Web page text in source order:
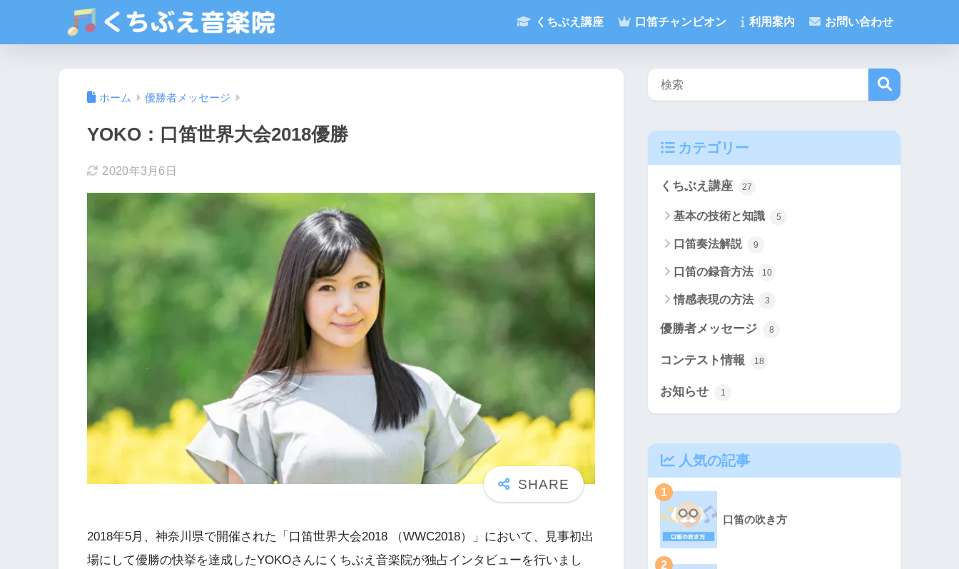
くちぶえ講座 口笛チャンピオン 利用案内 お問い合わせ
ホーム 優勝者メッセージ
YOKO：口笛世界大会2018優勝
2020年3月6日
2018年5月、神奈川県で開催された「口笛世界大会2018 （WWC2018）」において、見事初出
場にして優勝の快挙を達成したYOKOさんにくちぶえ音楽院が独占インタビューを行いまし
カテゴリー
くちぶえ講座 27
基本の技術と知識 5
口笛奏法解説 9
口笛の録音方法 10
情感表現の方法 3
優勝者メッセージ 8
コンテスト情報 18
お知らせ 1
人気の記事
1
口笛の吹き方
2